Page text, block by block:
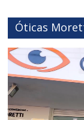
Óticas
Reprodutor
de
vídeo